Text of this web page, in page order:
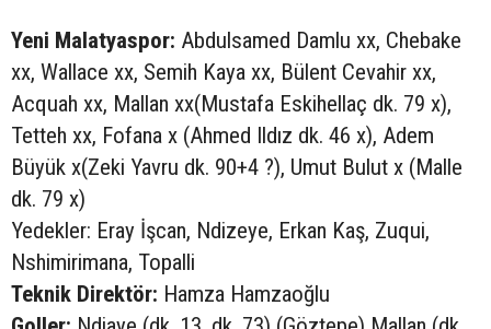
Yeni Malatyaspor: Abdulsamed Damlu xx, Chebake
xx, Wallace xx, Semih Kaya xx, Bülent Cevahir xx,
Acquah xx, Mallan xx(Mustafa Eskihellaç dk. 79 x),
Tetteh xx, Fofana x (Ahmed Ildız dk. 46 x), Adem
Büyük x(Zeki Yavru dk. 90+4 ?), Umut Bulut x (Malle
dk. 79 x)
Yedekler: Eray İşcan, Ndizeye, Erkan Kaş, Zuqui,
Nshimirimana, Topalli
Teknik Direktör: Hamza Hamzaoğlu